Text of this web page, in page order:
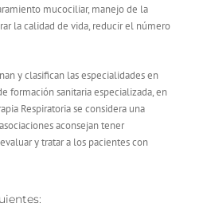
mucociliar, manejo de la
la calidad de vida, reducir el número
y clasifican las especialidades en
formación sanitaria especializada, en
Respiratoria se considera una
aconsejan tener
y tratar a los pacientes con